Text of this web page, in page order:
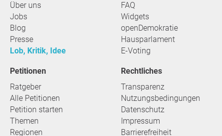
Über uns
Jobs
Blog
Presse
Lob, Kritik, Idee
FAQ
Widgets
openDemokratie
Hausparlament
E-Voting
Petitionen
Ratgeber
Alle Petitionen
Petition starten
Themen
Regionen
Rechtliches
Transparenz
Nutzungsbedingungen
Datenschutz
Impressum
Barrierefreiheit